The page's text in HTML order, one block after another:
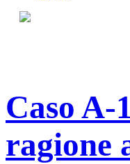
Caso
ragione